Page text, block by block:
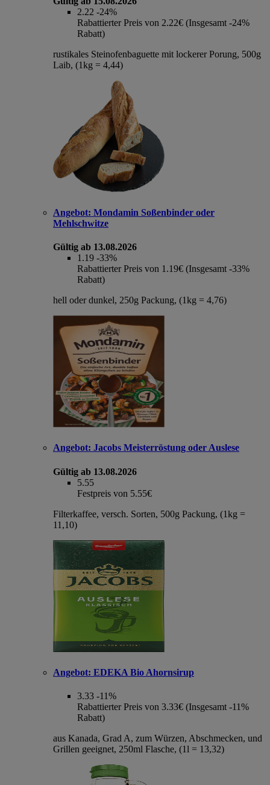
2.22 -24%
Rabattierter Preis von 2.22€ (Insgesamt -24%
Rabatt)
rustikales Steinofenbaguette mit lockerer Porung, 500g
Laib, (1kg = 4,44)
Angebot: Mondamin Soßenbinder oder
Mehlschwitze
Gültig ab 13.08.2026
1.19 -33%
Rabattierter Preis von 1.19€ (Insgesamt -33%
Rabatt)
hell oder dunkel, 250g Packung, (1kg = 4,76)
Angebot: Jacobs Meisterröstung oder Auslese
Gültig ab 13.08.2026
5.55
Festpreis von 5.55€
Filterkaffee, versch. Sorten, 500g Packung, (1kg =
11,10)
Angebot: EDEKA Bio Ahornsirup
3.33 -11%
Rabattierter Preis von 3.33€ (Insgesamt -11%
Rabatt)
aus Kanada, Grad A, zum Würzen, Abschmecken, und
Grillen geeignet, 250ml Flasche, (1l = 13,32)